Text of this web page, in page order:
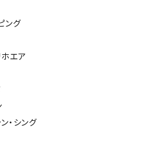
ング
ホエア
・シング